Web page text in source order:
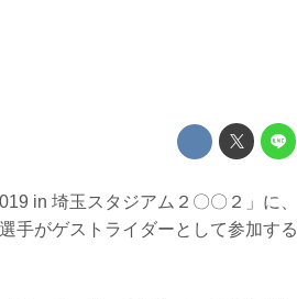
in 埼玉スタジアム２〇〇２」に、
手がゲストライダーとして参加する